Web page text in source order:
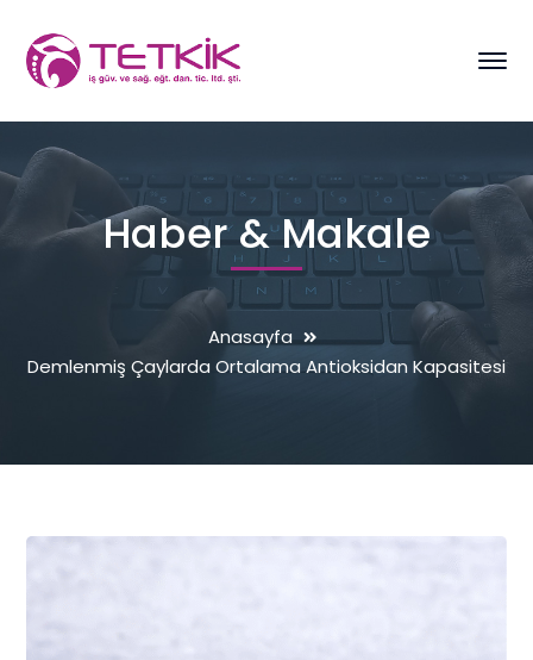
Haber & Makale
Anasayfa
Demlenmiş Çaylarda Ortalama Antioksidan Kapasitesi